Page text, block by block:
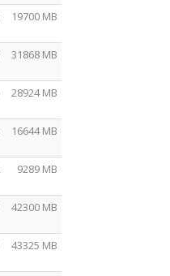
19700 MB
31868 MB
28924 MB
16644 MB
9289 MB
42300 MB
43325 MB